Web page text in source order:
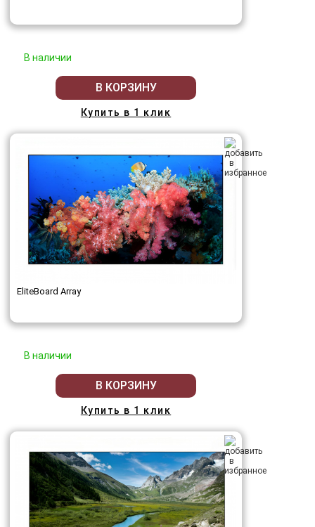
В наличии
В КОРЗИНУ
Купить в 1 клик
EliteBoard Array
В наличии
В КОРЗИНУ
Купить в 1 клик